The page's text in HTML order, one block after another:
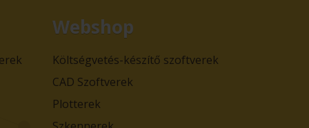
Webshop
Költségvetés-készítő szoftverek
CAD Szoftverek
Plotterek